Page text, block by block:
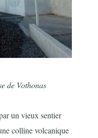
de Vothonas
un vieux sentier
colline volcanique